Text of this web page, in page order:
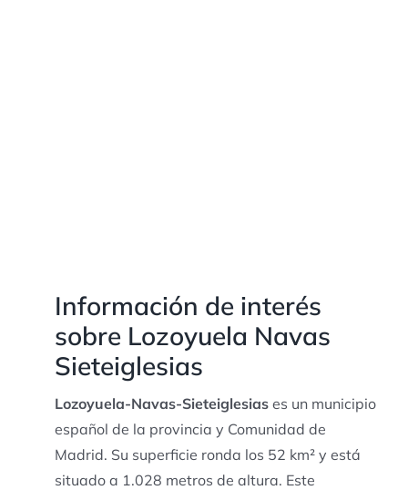
Información de interés
sobre Lozoyuela Navas
Sieteiglesias
Lozoyuela-Navas-Sieteiglesiases un municipio
español de la provincia y Comunidad de
Madrid. Su superficie ronda los 52 km² y está
situado a 1.028 metros de altura. Este